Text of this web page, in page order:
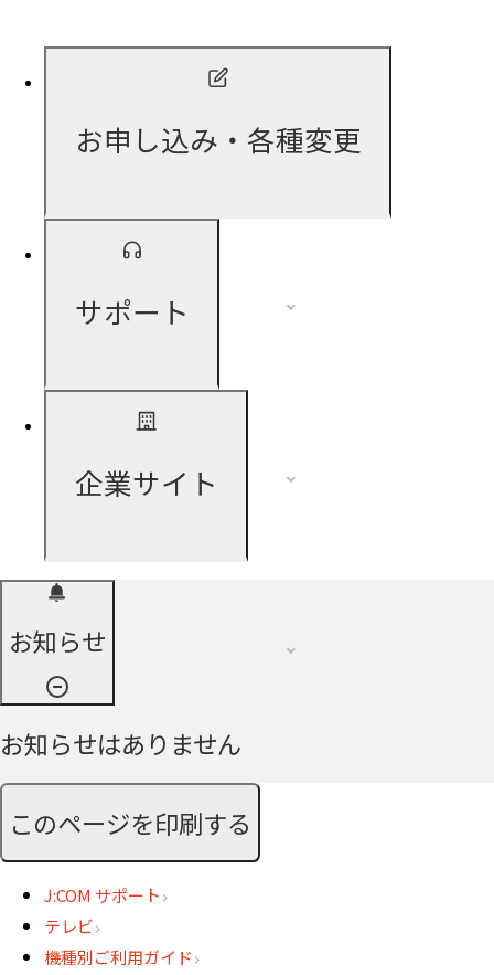
お申し込み・各種変更
サポート
企業サイト
お知らせ
お知らせはありません
このページを印刷する
J:COM サポート
テレビ
機種別ご利用ガイド